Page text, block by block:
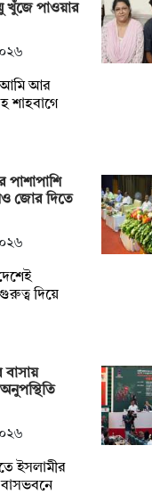
পাওয়ার
আমি আর
শাহবাগে
পাশাপাশি
জোর দিতে
দিয়ে
বাসায়
ইসলামীর